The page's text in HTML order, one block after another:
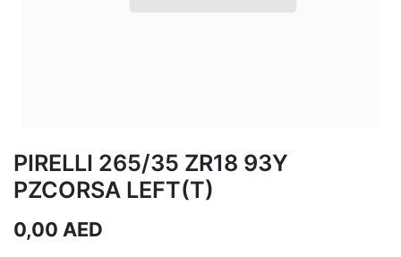
PIRELLI 265/35 ZR18 93Y
PZCORSA LEFT(T)
0,00 AED